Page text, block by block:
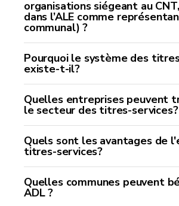
organisations siégeant au
dans l’ALE comme
communal) ?
Pourquoi le système des
existe-t-il?
Quelles entreprises peuvent
le secteur des titres-services?
Quels sont les avantages de
titres-services?
Quelles communes peuvent
ADL ?